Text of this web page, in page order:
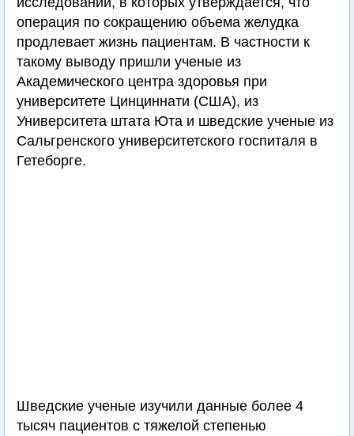
операция по сокращению объема желудка
продлевает жизнь пациентам. В частности к
такому выводу пришли ученые из
Академического центра здоровья при
университете Цинциннати (США), из
Университета штата Юта и шведские ученые из
Сальгренского университетского госпиталя в
Гетеборге.
Шведские ученые изучили данные более 4
тысяч пациентов с тяжелой степенью